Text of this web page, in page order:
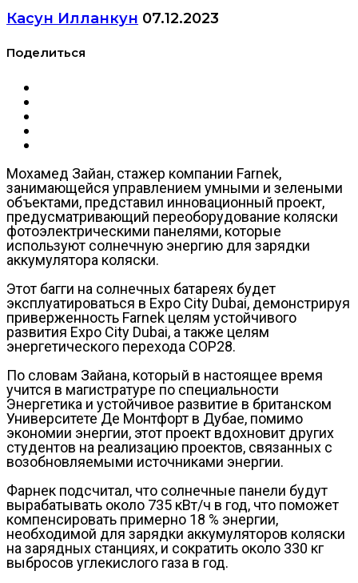
Касун Илланкун 07.12.2023
Поделиться
Мохамед Зайан, стажер компании Farnek,
занимающейся управлением умными и зелеными
объектами, представил инновационный проект,
предусматривающий переоборудование коляски
фотоэлектрическими панелями, которые
используют солнечную энергию для зарядки
аккумулятора коляски.
Этот багги на солнечных батареях будет
эксплуатироваться в Expo City Dubai, демонстрируя
приверженность Farnek целям устойчивого
развития Expo City Dubai, а также целям
энергетического перехода COP28.
По словам Зайана, который в настоящее время
учится в магистратуре по специальности
Энергетика и устойчивое развитие в британском
Университете Де Монтфорт в Дубае, помимо
экономии энергии, этот проект вдохновит других
студентов на реализацию проектов, связанных с
возобновляемыми источниками энергии.
Фарнек подсчитал, что солнечные панели будут
вырабатывать около 735 кВт/ч в год, что поможет
компенсировать примерно 18 % энергии,
необходимой для зарядки аккумуляторов коляски
на зарядных станциях, и сократить около 330 кг
выбросов углекислого газа в год.